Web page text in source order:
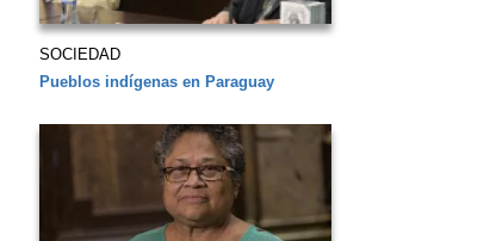
SOCIEDAD
Pueblos indígenas en Paraguay